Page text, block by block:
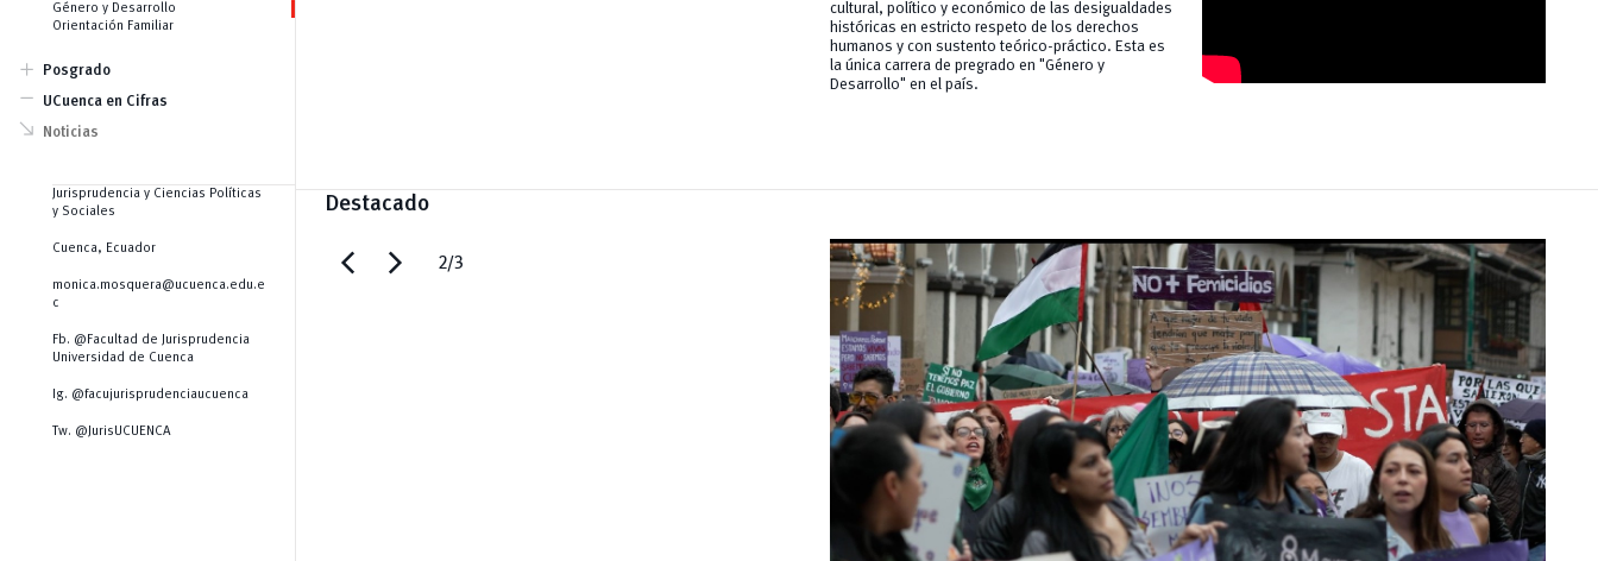
Género y Desarrollo
Orientación Familiar
Posgrado
add
Maestrías
Doctorados
UCuenca en Cifras
remove
Noticias
south_east
Jurisprudencia y Ciencias Políticas
y Sociales
Cuenca, Ecuador
monica.mosquera@ucuenca.edu.e
c
Fb. @Facultad de Jurisprudencia
Universidad de Cuenca
Ig. @facujurisprudenciaucuenca
Tw. @JurisUCUENCA
cultural, político y económico de las desigualdades
históricas en estricto respeto de los derechos
humanos y con sustento teórico-práctico. Esta es
la única carrera de pregrado en "Género y
Desarrollo" en el país.
Destacado
chevron_left chevron_right 2/3